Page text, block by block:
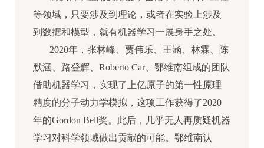
等领域，只要涉及到理论，或者在实验上涉及
到数据和模型，就有机器学习一展身手之处。
2020年，张林峰、贾伟乐、王涵、林霖、陈
默涵、路登辉、Roberto Car、鄂维南组成的团队
借助机器学习，实现了上亿原子的第一性原理
精度的分子动力学模拟，这项工作获得了2020
年的Gordon Bell奖。此后，几乎无人再质疑机器
学习对科学领域做出贡献的可能。鄂维南认